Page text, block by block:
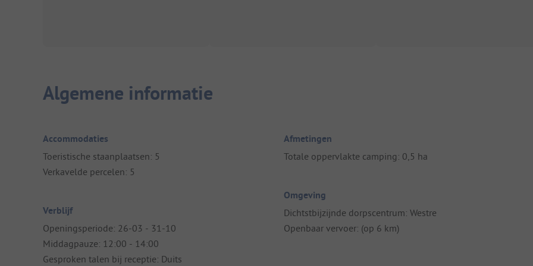
Algemene informatie
Accommodaties
Toeristische staanplaatsen: 5
Verkavelde percelen: 5
Verblijf
Openingsperiode: 26-03 - 31-10
Middagpauze: 12:00 - 14:00
Gesproken talen bij receptie: Duits
Afmetingen
Totale oppervlakte camping: 0,5 ha
Omgeving
Dichtstbijzijnde dorpscentrum: Westre
Openbaar vervoer: (op 6 km)